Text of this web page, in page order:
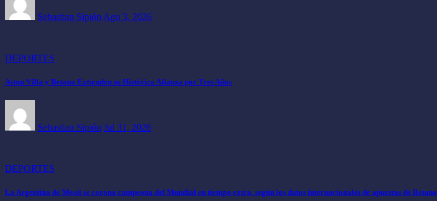
Sebastian Sipión Ago 3, 2026
DEPORTES
Aston Villa y Betano Extienden su Histórica Alianza por Tres Años
Sebastian Sipión Jul 31, 2026
DEPORTES
La Argentina de Messi se corona campeona del Mundial en tiempo extra, según los datos internacionales de apuestas de Betano